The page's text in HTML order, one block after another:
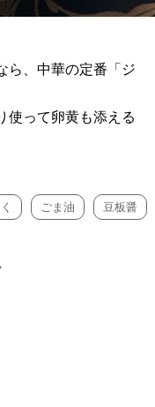
ら、中華の定番「ジ
使って卵黄も添える
ごま油 豆板醤